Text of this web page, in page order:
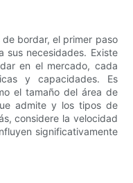
bordar, el primer paso
sus necesidades. Existe
en el mercado, cada
y capacidades. Es
el tamaño del área de
admite y los tipos de
considere la velocidad
significativamente